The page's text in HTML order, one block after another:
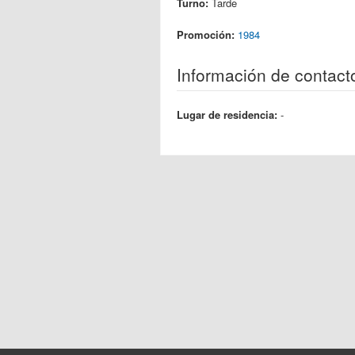
Promoción: 1984
Información de
Lugar de residencia: -